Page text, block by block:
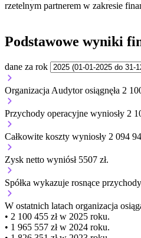
rzetelnym partnerem w zakresie
Podstawowe wyniki
dane za rok
Organizacja Audytor osiągnęła 2
Przychody operacyjne wyniosły 2
Całkowite koszty wyniosły 2 094
Zysk netto wyniósł 5507 zł.
Spółka wykazuje rosnące
W ostatnich latach organizacja
• 2 100 455 zł w 2025 roku.
• 1 965 557 zł w 2024 roku.